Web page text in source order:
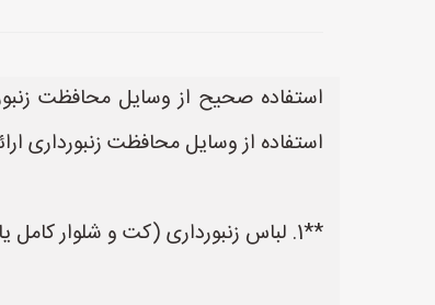
استفاده صحیح از وسایل محافظت
استفاده از وسایل محافظت زنبورداری
**1. لباس زنبورداری (کت و شلوار کامل یا کت):**